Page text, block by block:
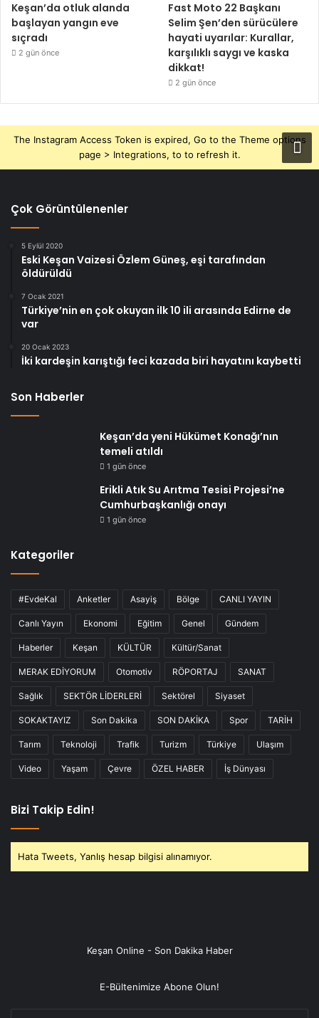
Keşan’da otluk alanda
başlayan yangın eve
sıçradı
2 gün önce
Fast Moto 22 Başkanı
Selim Şen’den sürücülere
hayati uyarılar: Kurallar,
karşılıklı saygı ve kaska
dikkat!
2 gün önce
The Instagram Access Token is expired, Go to the Theme options
page > Integrations, to to refresh it.
Çok Görüntülenenler
5 Eylül 2020
Eski Keşan Vaizesi Özlem Güneş, eşi tarafından
öldürüldü
7 Ocak 2021
Türkiye’nin en çok okuyan ilk 10 ili arasında Edirne de
var
20 Ocak 2023
İki kardeşin karıştığı feci kazada biri hayatını kaybetti
Son Haberler
Keşan’da yeni Hükümet Konağı’nın
temeli atıldı
1 gün önce
Erikli Atık Su Arıtma Tesisi Projesi’ne
Cumhurbaşkanlığı onayı
1 gün önce
Kategoriler
#EvdeKal Anketler Asayiş Bölge CANLI YAYIN
Canlı Yayın Ekonomi Eğitim Genel Gündem
Haberler Keşan KÜLTÜR Kültür/Sanat
MERAK EDİYORUM Otomotiv RÖPORTAJ SANAT
Sağlık SEKTÖR LİDERLERİ Sektörel Siyaset
SOKAKTAYIZ Son Dakika SON DAKİKA Spor TARİH
Tarım Teknoloji Trafik Turizm Türkiye Ulaşım
Video Yaşam Çevre ÖZEL HABER İş Dünyası
Bizi Takip Edin!
Hata Tweets, Yanlış hesap bilgisi alınamıyor.
Keşan Online - Son Dakika Haber
E-Bültenimize Abone Olun!